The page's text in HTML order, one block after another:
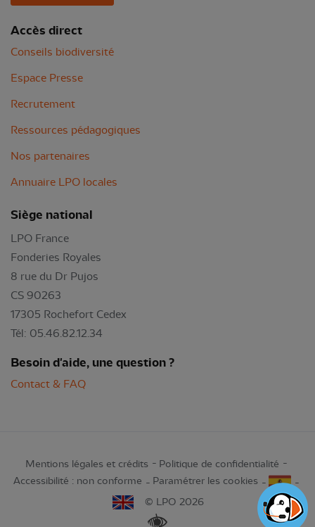
Accès direct
Conseils biodiversité
Espace Presse
Recrutement
Ressources pédagogiques
Nos partenaires
Annuaire LPO locales
Siège national
LPO France
Fonderies Royales
8 rue du Dr Pujos
CS 90263
17305 Rochefort Cedex
Tél: 05.46.82.12.34
Besoin d'aide, une question ?
Contact & FAQ
Mentions légales et crédits
Politique de confidentialité
Accessibilité : non conforme
Paramétrer les cookies
© LPO 2026